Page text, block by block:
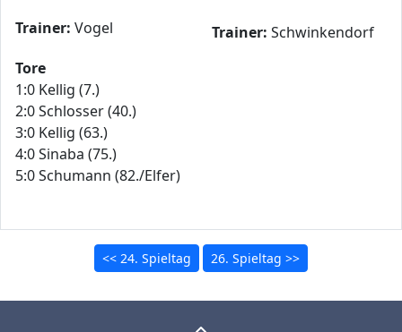
Trainer: Vogel Trainer: Schwinkendorf
Tore
1:0 Kellig (7.)
2:0 Schlosser (40.)
3:0 Kellig (63.)
4:0 Sinaba (75.)
5:0 Schumann (82./Elfer)
<< 24. Spieltag 26. Spieltag >>